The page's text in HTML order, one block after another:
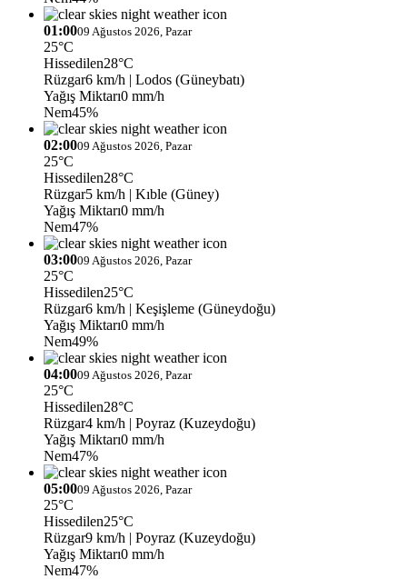
01:0009 Ağustos 2026, Pazar
25°C
Hissedilen28°C
Rüzgar6 km/h | Lodos (Güneybatı)
Yağış Miktarı0 mm/h
Nem45%
02:0009 Ağustos 2026, Pazar
25°C
Hissedilen28°C
Rüzgar5 km/h | Kıble (Güney)
Yağış Miktarı0 mm/h
Nem47%
03:0009 Ağustos 2026, Pazar
25°C
Hissedilen25°C
Rüzgar6 km/h | Keşişleme (Güneydoğu)
Yağış Miktarı0 mm/h
Nem49%
04:0009 Ağustos 2026, Pazar
25°C
Hissedilen28°C
Rüzgar4 km/h | Poyraz (Kuzeydoğu)
Yağış Miktarı0 mm/h
Nem47%
05:0009 Ağustos 2026, Pazar
25°C
Hissedilen25°C
Rüzgar9 km/h | Poyraz (Kuzeydoğu)
Yağış Miktarı0 mm/h
Nem47%